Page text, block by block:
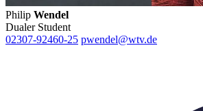
Philip Wendel
Dualer Student
02307-92460-25 pwendel@wtv.de